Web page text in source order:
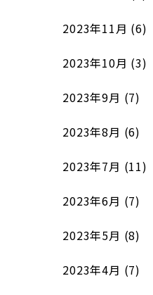
2023年11月 (6)
2023年10月 (3)
2023年9月 (7)
2023年8月 (6)
2023年7月 (11)
2023年6月 (7)
2023年5月 (8)
2023年4月 (7)